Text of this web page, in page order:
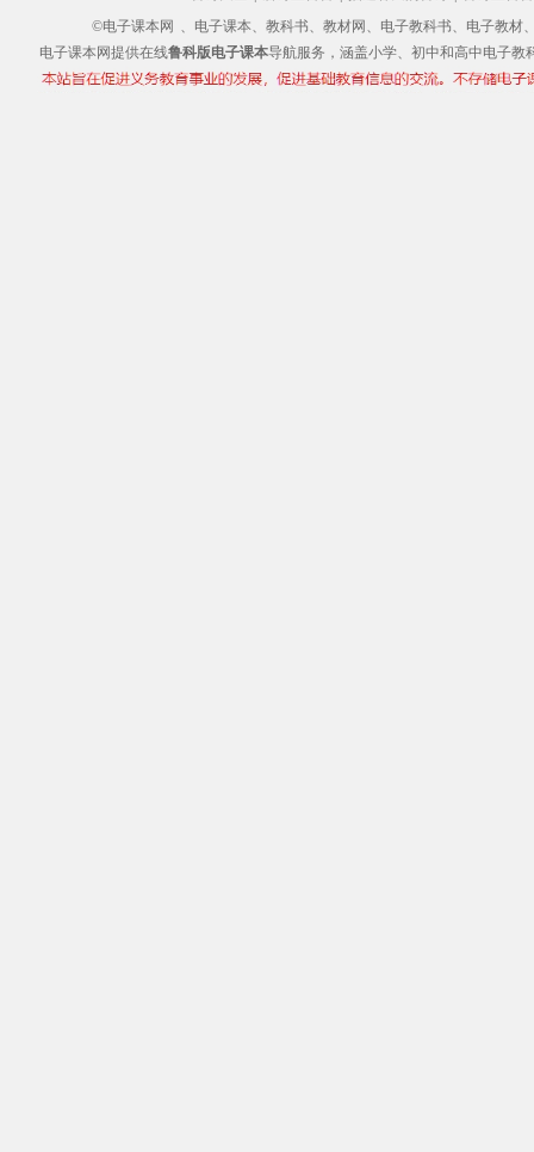
©电子课本网 、电子课本、教科书、教材网、电子教科书、电子教材
电子课本网提供在线鲁科版电子课本导航服务，涵盖小学、初中和高中电子